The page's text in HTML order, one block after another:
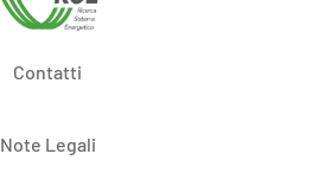
Contatti
Note Legali